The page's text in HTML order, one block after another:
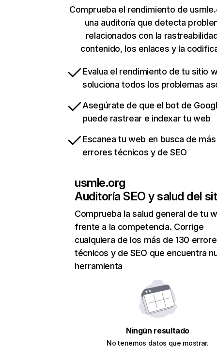
Comprueba el rendimiento de
una auditoría que detecta
relacionados con la
contenido, los enlaces y la
Evalua el rendimiento de tu sitio
soluciona todos los problemas
Asegúrate de que el bot de
puede rastrear e indexar tu web
Escanea tu web en busca de
errores técnicos y de SEO
usmle.org
Auditoría SEO y salud del
Comprueba la salud general de tu
frente a la competencia. Corrige
cualquiera de los más de 130
técnicos y de SEO que encuentra
herramienta
Ningún resultado
No tenemos datos que mostrar.